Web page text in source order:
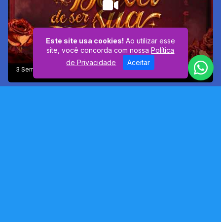
3 Semanas atrás
Este site usa cookies! Ao utilizar esse
site, você concorda com nossaPolítica
de Privacidade
Aceitar